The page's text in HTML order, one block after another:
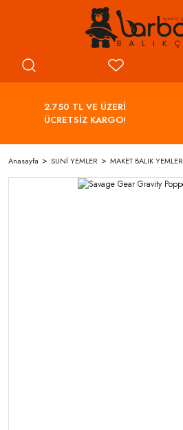
2.750 TL VE ÜZERİ
ÜCRETSİZ KARGO!
Anasayfa SUNİ YEMLER MAKET BALIK YEMLER